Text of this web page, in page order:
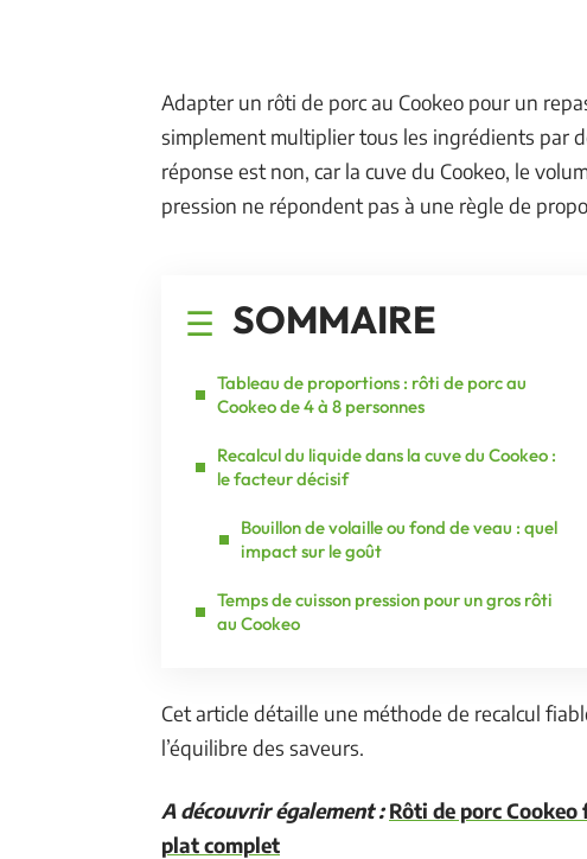
Adapter un rôti de porc au Cookeo pour un
simplement multiplier tous les ingrédients par
réponse est non, car la cuve du Cookeo, le
pression ne répondent pas à une règle de
SOMMAIRE
Tableau de proportions : rôti de porc au
Cookeo de 4 à 8 personnes
Recalcul du liquide dans la cuve du Cookeo :
le facteur décisif
Bouillon de volaille ou fond de veau : quel
impact sur le goût
Temps de cuisson pression pour un gros rôti
au Cookeo
Cet article détaille une méthode de recalcul
l’équilibre des saveurs.
A découvrir également : Rôti de porc
plat complet